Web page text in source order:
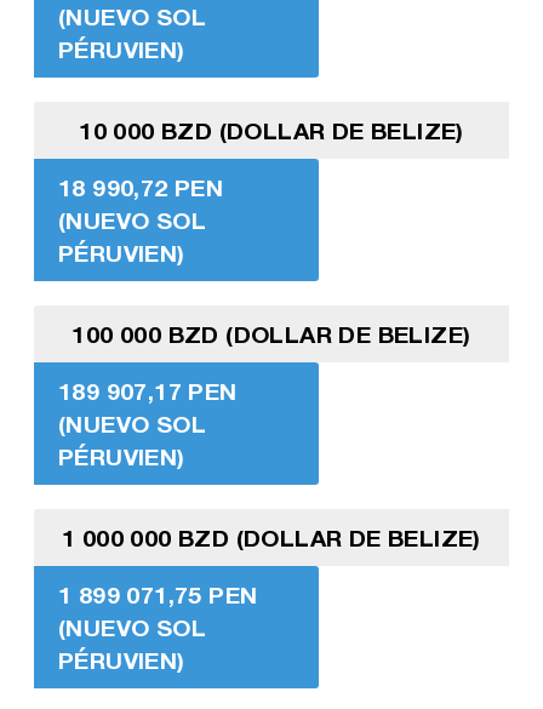
(NUEVO SOL
PÉRUVIEN)
10 000 BZD (DOLLAR DE BELIZE)
18 990,72 PEN
(NUEVO SOL
PÉRUVIEN)
100 000 BZD (DOLLAR DE BELIZE)
189 907,17 PEN
(NUEVO SOL
PÉRUVIEN)
1 000 000 BZD (DOLLAR DE BELIZE)
1 899 071,75 PEN
(NUEVO SOL
PÉRUVIEN)